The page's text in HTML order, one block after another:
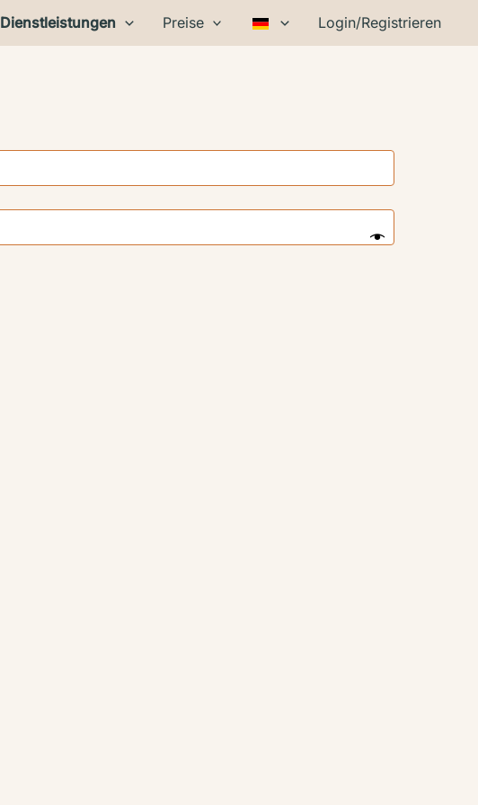
Dienstleistungen Preise Login/Registrieren